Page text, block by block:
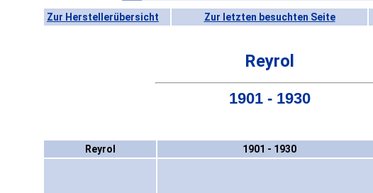
Zur Herstellerübersicht Zur letzten besuchten Seite
Reyrol
1901 - 1930
Reyrol 1901 - 1930